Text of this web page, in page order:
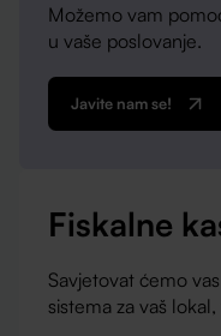
Možemo vam
u vaše poslovanje.
Javite nam se!
Fiskalne
Savjetovat ćemo
sistema za vaš